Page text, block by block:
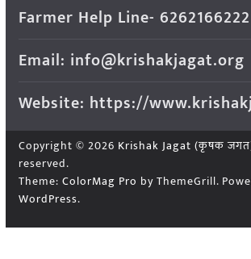
Farmer Help Line- 6262166222
Email: info@krishakjagat.org
Website: https://
Copyright © 2026 Krishak Jagat (कृषक
reserved.
Theme: ColorMag Pro by ThemeGrill.
WordPress.